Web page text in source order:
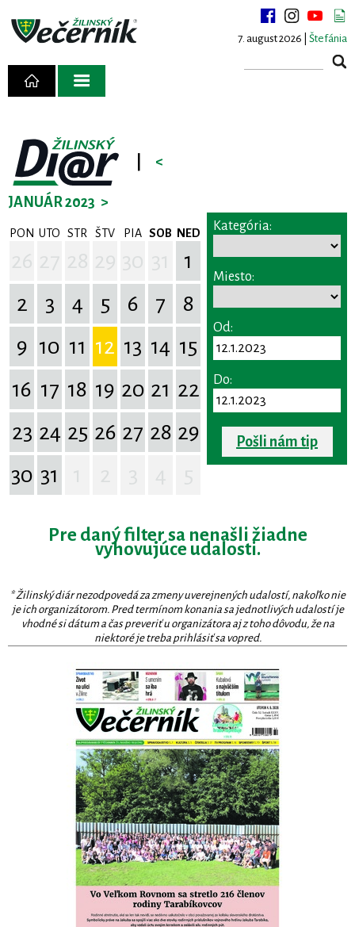
7. august 2026 | Štefánia
<
JANUÁR 2023 >
PON UTO STR ŠTV PIA SOB NED
1
2
3 4 5 6 7
8
9 10 11 12 13 14 15
16 17 18 19 20 21 22
23 24 25 26 27 28 29
30 31
Kategória:
Miesto:
Od:
Do:
Pošli nám tip
Pre daný filter sa nenašli žiadne
vyhovujúce udalosti.
* Žilinský diár nezodpovedá za zmeny uverejnených udalostí, nakoľko nie
je ich organizátorom. Pred termínom konania sa jednotlivých udalostí je
vhodné si dátum a čas preveriť u organizátora aj z toho dôvodu, že na
niektoré je treba prihlásiť sa vopred.